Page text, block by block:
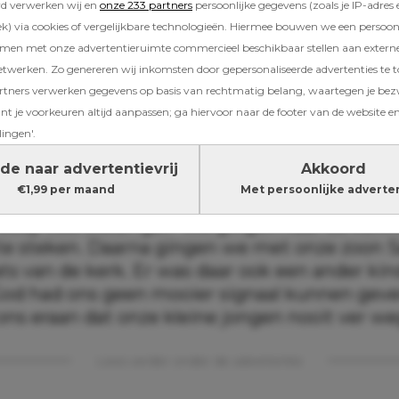
verwerken wij en onze 233 partners persoonlijke gegevens (zoals je IP-adres
via cookies of vergelijkbare technologieën. Hiermee bouwen we een
met onze advertentieruimte commercieel beschikbaar stellen aan
Zo genereren wij inkomsten door gepersonaliseerde advertenties te
verwerken gegevens op basis van rechtmatig belang, waartegen je
je voorkeuren altijd aanpassen; ga hiervoor naar de footer van de website
naar advertentievrij
€1,99 per maand
Akkoord
Met persoonlijke
deelt Noa het hartverscheurende
hart delen we het vreselijke nieuws dat
de zwangerschap is overleden”, schrijft ze.
en support.” Het stel had hun zoontje al
Raphael Gakpo.
teken
vertelt Noa ook over een
veel steun gaf. “We gingen naar de kerk
steken. Daarna gingen we met onze zoon
van de kerk. Er was daar ook een ander
had ons geen mooier signaal kunnen
eraan dat onze kleine jongen nooit ver weg